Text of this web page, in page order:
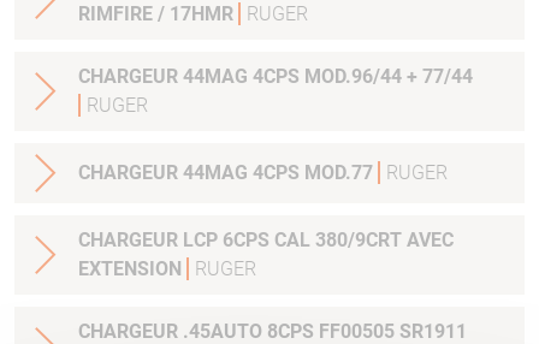
RIMFIRE / 17HMR
RUGER
CHARGEUR 44MAG 4CPS MOD.96/44 + 77/44
RUGER
CHARGEUR 44MAG 4CPS MOD.77 RUGER
CHARGEUR LCP 6CPS CAL 380/9CRT AVEC
EXTENSION
RUGER
CHARGEUR .45AUTO 8CPS FF00505 SR1911